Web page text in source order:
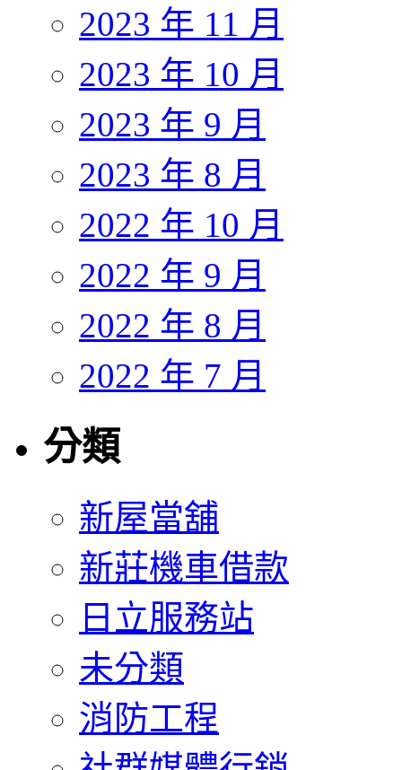
2023 年 11 月
2023 年 10 月
2023 年 9 月
2023 年 8 月
2022 年 10 月
2022 年 9 月
2022 年 8 月
2022 年 7 月
分類
新屋當舖
新莊機車借款
日立服務站
未分類
消防工程